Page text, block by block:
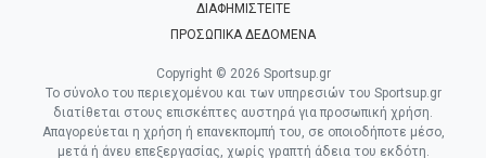
ΔΙΑΦΗΜΙΣΤΕΙΤΕ
ΠΡΟΣΩΠΙΚΑ ΔΕΔΟΜΕΝΑ
Copyright © 2026 Sportsup.gr
Το σύνολο του περιεχομένου και των υπηρεσιών του Sportsup.gr
διατίθεται στους επισκέπτες αυστηρά για προσωπική χρήση.
Απαγορεύεται η χρήση ή επανεκπομπή του, σε οποιοδήποτε μέσο,
μετά ή άνευ επεξεργασίας, χωρίς γραπτή άδεια του εκδότη.